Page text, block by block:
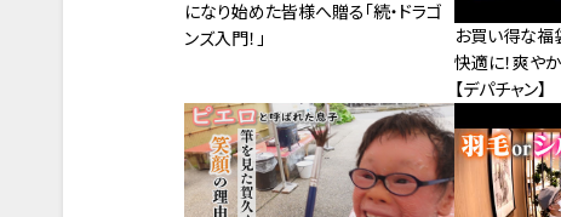
になり始めた皆様へ贈る「続・ドラゴ
ンズ入門！」
お買い得な福
快適に！爽や
【デパチャン】